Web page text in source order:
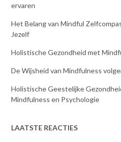
ervaren
Het Belang van Mindful
Jezelf
Holistische Gezondheid met
De Wijsheid van Mindfulness
Holistische Geestelijke
Mindfulness en Psychologie
LAATSTE REACTIES